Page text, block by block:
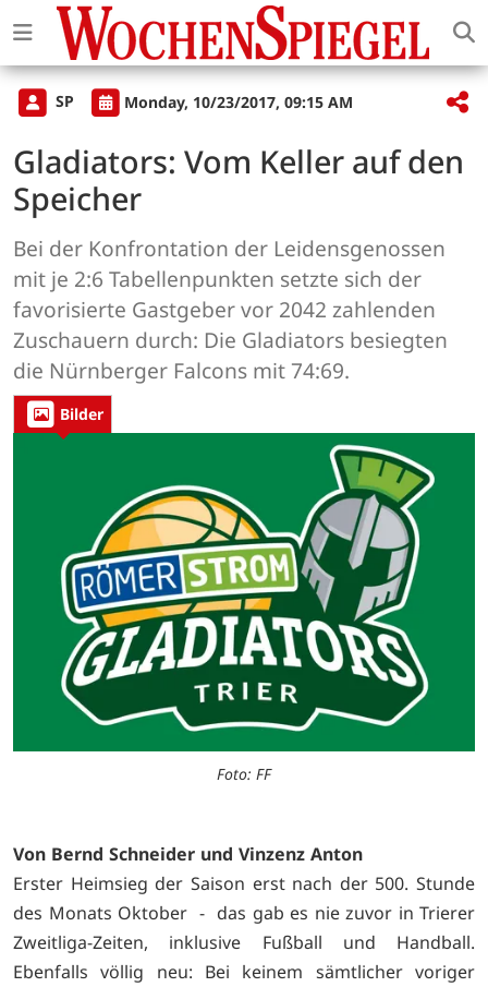
SP Monday, 10/23/2017, 09:15 AM
Gladiators: Vom Keller auf den
Speicher
Bei der Konfrontation der Leidensgenossen
mit je 2:6 Tabellenpunkten setzte sich der
favorisierte Gastgeber vor 2042 zahlenden
Zuschauern durch: Die Gladiators besiegten
die Nürnberger Falcons mit 74:69.
Bilder
Foto: FF
Von Bernd Schneider und Vinzenz Anton
Erster Heimsieg der Saison erst nach der 500. Stunde
des Monats Oktober - das gab es nie zuvor in Trierer
Zweitliga-Zeiten, inklusive Fußball und Handball.
Ebenfalls völlig neu: Bei keinem sämtlicher voriger